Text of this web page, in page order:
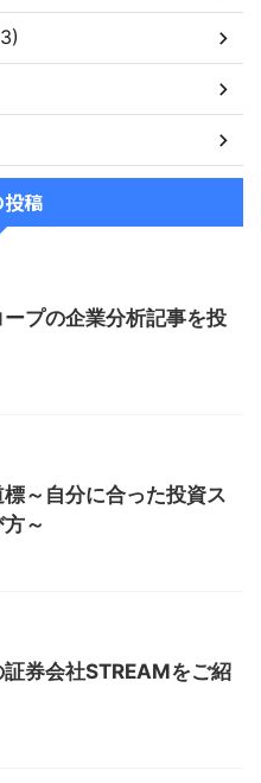
稿
プの企業分析記事を投
～自分に合った投資ス
～
券会社STREAMをご紹